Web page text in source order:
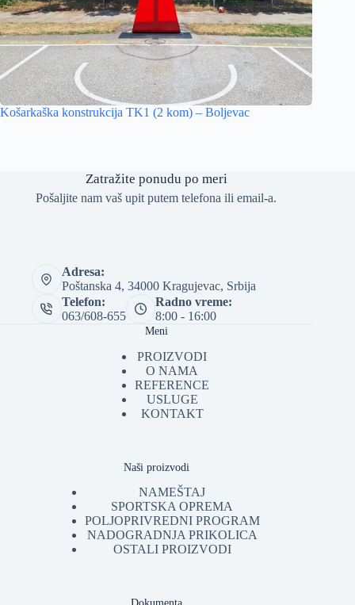
Košarkaška konstrukcija TK1 (2 kom) – Boljevac
Zatražite ponudu po meri
Pošaljite nam vaš upit putem telefona ili email-a.
Adresa:
Poštanska 4, 34000 Kragujevac, Srbija
Telefon:
063/608-655
Radno vreme:
8:00 - 16:00
Meni
PROIZVODI
O NAMA
REFERENCE
USLUGE
KONTAKT
Naši proizvodi
NAMEŠTAJ
SPORTSKA OPREMA
POLJOPRIVREDNI PROGRAM
NADOGRADNJA PRIKOLICA
OSTALI PROIZVODI
Dokumenta